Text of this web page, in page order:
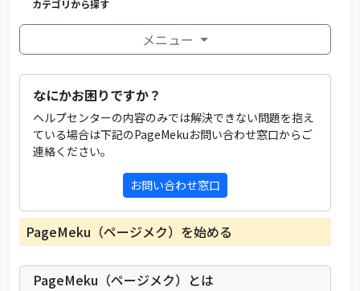
カテゴリから探す
メニュー
なにかお困りですか？
ヘルプセンターの内容のみでは解決できない問題を抱え
ている場合は下記のPageMekuお問い合わせ窓口からご
連絡ください。
お問い合わせ窓口
PageMeku（ページメク）を始める
PageMeku（ページメク）とは